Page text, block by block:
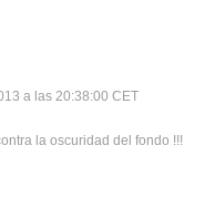
a las 20:38:00 CET
la oscuridad del fondo !!!